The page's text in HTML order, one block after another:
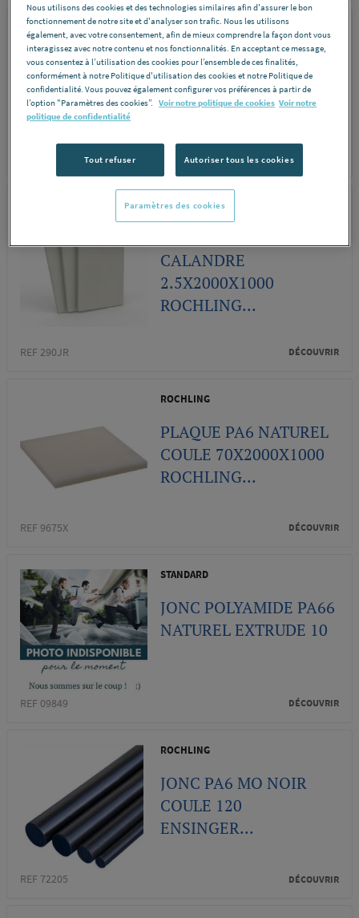
ROCHLING
PLAQUE PA6 NATUREL
COULE 30X2000X1000
ROCHLING...
DÉCOUVRIR
ROCHLING
CALANDRE
2.5X2000X1000
ROCHLING...
REF 290JR DÉCOUVRIR
ROCHLING
PLAQUE PA6 NATUREL
COULE 70X2000X1000
ROCHLING...
REF 9675X DÉCOUVRIR
STANDARD
JONC POLYAMIDE PA66
NATUREL EXTRUDE 10
REF 09849 DÉCOUVRIR
ROCHLING
JONC PA6 MO NOIR
COULE 120
ENSINGER...
REF 72205 DÉCOUVRIR
Nous utilisons des cookies et des technologies similaires afin d'assurer le bon
fonctionnement de notre site et d'analyser son trafic. Nous les utilisons
également, avec votre consentement, afin de mieux comprendre la façon dont vous
interagissez avec notre contenu et nos fonctionnalités. En acceptant ce message,
vous consentez à l’utilisation des cookies pour l’ensemble de ces finalités,
conformément à notre Politique d'utilisation des cookies et notre Politique de
confidentialité. Vous pouvez également configurer vos préférences à partir de
l’option "Paramètres des cookies”. Voir notre politique de cookies Voir notre
politique de confidentialité
Tout refuser Autoriser tous les cookies
Paramètres des cookies